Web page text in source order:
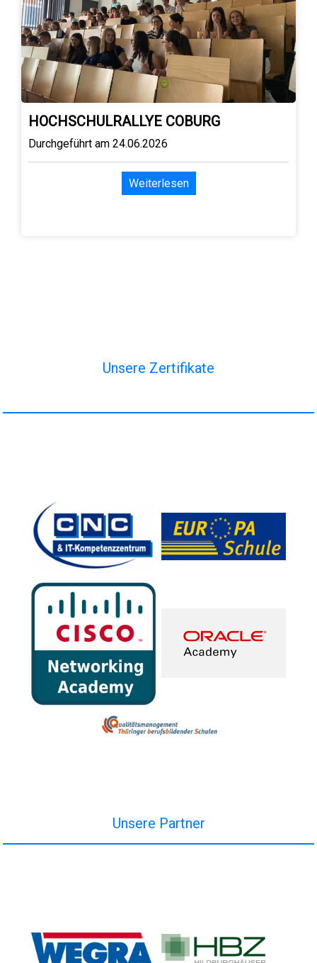
HOCHSCHULRALLYE COBURG
Durchgeführt am 24.06.2026
Weiterlesen
Unsere Zertifikate
Unsere Partner